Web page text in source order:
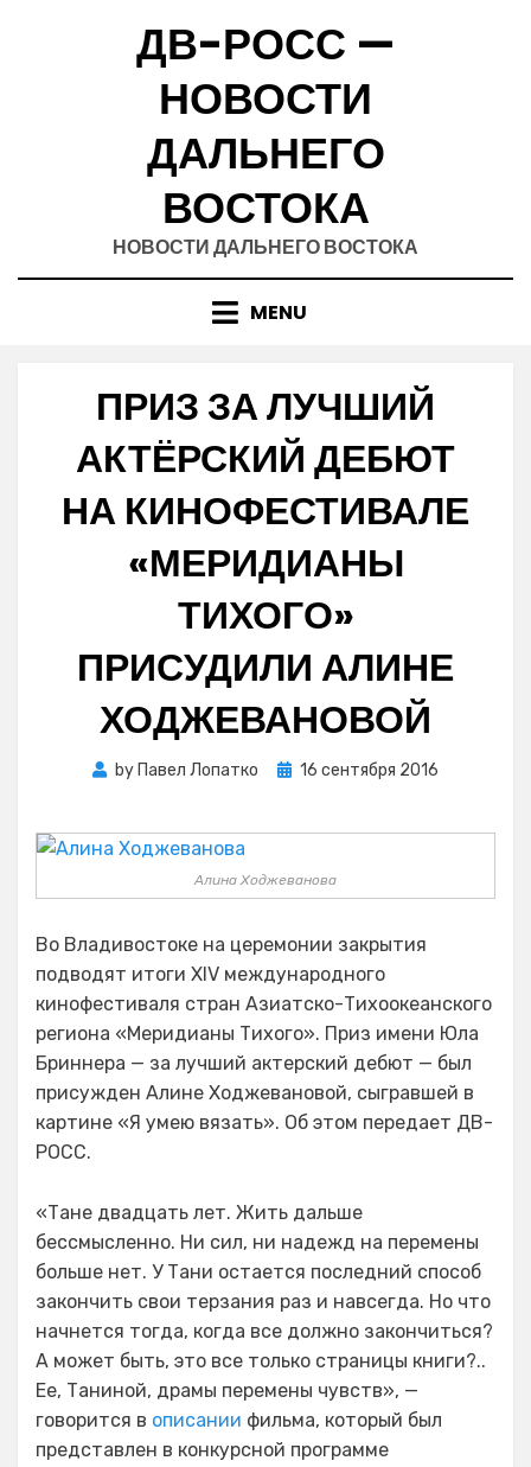
ДВ-РОСС —
НОВОСТИ
ДАЛЬНЕГО
ВОСТОКА
НОВОСТИ ДАЛЬНЕГО ВОСТОКА
MENU
ПРИЗ ЗА ЛУЧШИЙ
АКТЁРСКИЙ ДЕБЮТ
НА КИНОФЕСТИВАЛЕ
«МЕРИДИАНЫ
ТИХОГО»
ПРИСУДИЛИ АЛИНЕ
ХОДЖЕВАНОВОЙ
by Павел Лопатко
Posted
16 сентября 2016
Алина Ходжеванова
Во Владивостоке на церемонии закрытия
подводят итоги XIV международного
кинофестиваля стран Азиатско-Тихоокеанского
региона «Меридианы Тихого». Приз имени Юла
Бриннера — за лучший актерский дебют — был
присужден Алине Ходжевановой, сыгравшей в
картине «Я умею вязать». Об этом передает ДВ-
РОСС.
«Тане двадцать лет. Жить дальше
бессмысленно. Ни сил, ни надежд на перемены
больше нет. У Тани остается последний способ
закончить свои терзания раз и навсегда. Но что
начнется тогда, когда все должно закончиться?
А может быть, это все только страницы книги?..
Ее, Таниной, драмы перемены чувств», —
говорится в описании фильма, который был
представлен в конкурсной программе